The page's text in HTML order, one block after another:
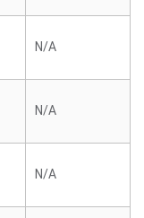
N/A
N/A
N/A